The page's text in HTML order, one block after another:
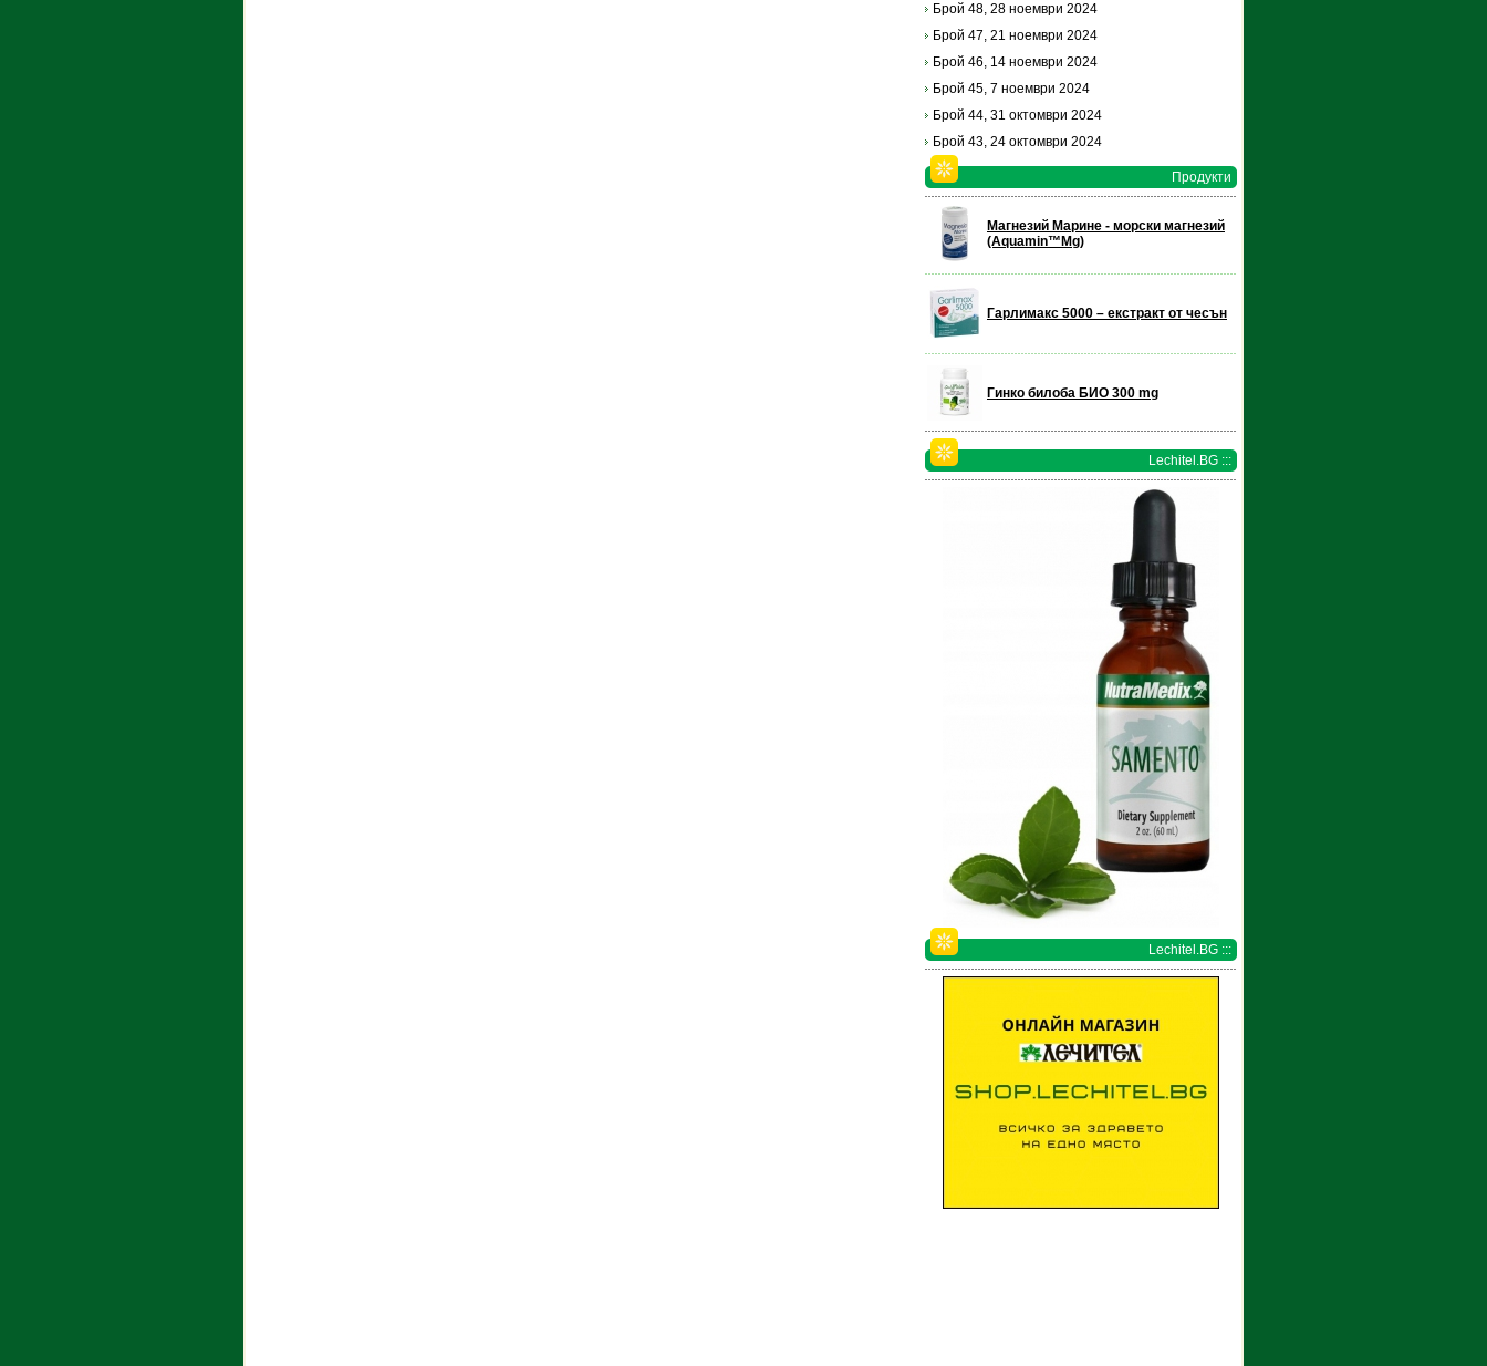
Брой 48, 28 ноември 2024
Брой 47, 21 ноември 2024
Брой 46, 14 ноември 2024
Брой 45, 7 ноември 2024
Брой 44, 31 октомври 2024
Брой 43, 24 октомври 2024
Продукти
Магнезий Марине - морски магнезий
(Aquamin™Mg)
Гарлимакс 5000 – екстракт от чесън
Гинко билоба БИО 300 mg
Lechitel.BG :::
Lechitel.BG :::